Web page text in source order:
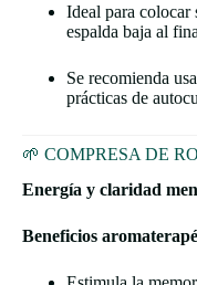
Ideal para colocar
espalda baja al
Se recomienda
prácticas de
🌱 COMPRESA DE
Energía y claridad
Beneficios